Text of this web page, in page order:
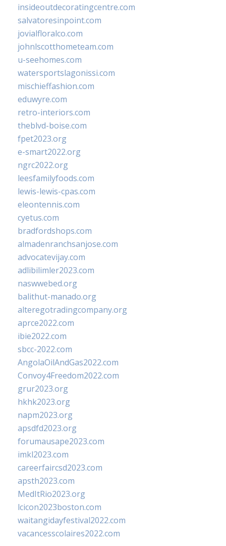
insideoutdecoratingcentre.com
salvatoresinpoint.com
jovialfloralco.com
johnlscotthometeam.com
u-seehomes.com
watersportslagonissi.com
mischieffashion.com
eduwyre.com
retro-interiors.com
theblvd-boise.com
fpet2023.org
e-smart2022.org
ngrc2022.org
leesfamilyfoods.com
lewis-lewis-cpas.com
eleontennis.com
cyetus.com
bradfordshops.com
almadenranchsanjose.com
advocatevijay.com
adlibilimler2023.com
naswwebed.org
balithut-manado.org
alteregotradingcompany.org
aprce2022.com
ibie2022.com
sbcc-2022.com
AngolaOilAndGas2022.com
Convoy4Freedom2022.com
grur2023.org
hkhk2023.org
napm2023.org
apsdfd2023.org
forumausape2023.com
imkl2023.com
careerfaircsd2023.com
apsth2023.com
MedItRio2023.org
lcicon2023boston.com
waitangidayfestival2022.com
vacancesscolaires2022.com